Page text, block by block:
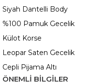
Siyah Dantelli Body
%100 Pamuk Gecelik
Külot Korse
Leopar Saten Gecelik
Cepli Pijama Altı
ÖNEMLI BILGILER